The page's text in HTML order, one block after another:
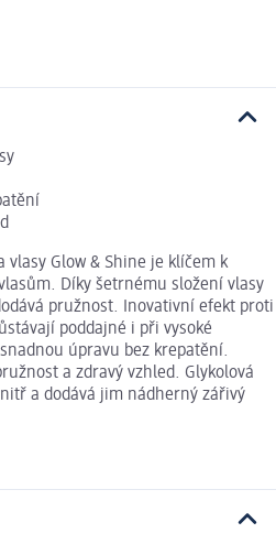
vlasy Glow & Shine je klíčem k
Díky šetrnému složení vlasy
pružnost. Inovativní efekt proti
poddajné i při vysoké
úpravu bez krepatění.
a zdravý vzhled. Glykolová
a dodává jim nádherný zářivý